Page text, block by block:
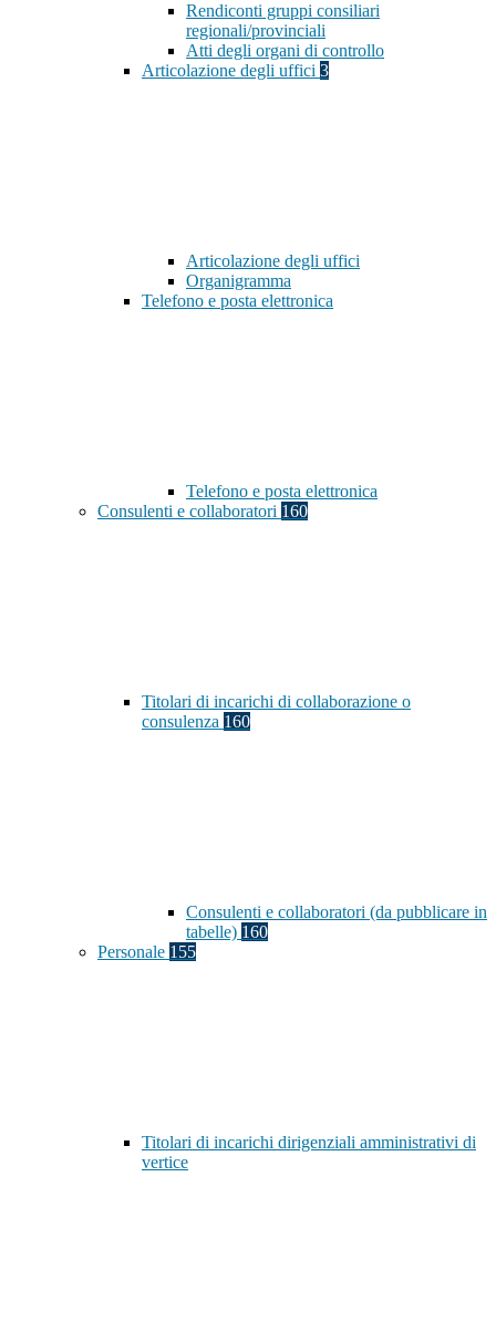
Rendiconti gruppi consiliari
regionali/provinciali
Atti degli organi di controllo
Articolazione degli uffici 3
Articolazione degli uffici
Organigramma
Telefono e posta elettronica
Telefono e posta elettronica
Consulenti e collaboratori 160
Titolari di incarichi di collaborazione o
consulenza 160
Consulenti e collaboratori (da pubblicare in
tabelle) 160
Personale 155
Titolari di incarichi dirigenziali amministrativi di
vertice